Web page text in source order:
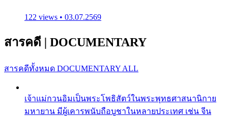
122 views • 03.07.2569
สารคดี | DOCUMENTARY
สารคดีทั้งหมด DOCUMENTARY ALL
เจ้าแม่กวนอิมเป็นพระโพธิสัตว์ในพระพุทธศาสนานิกาย
มหายาน มีผู้เคารพนับถือบูชาในหลายประเทศ เช่น จีน